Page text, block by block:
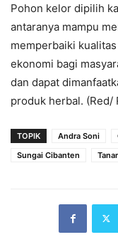
‎Pohon kelor dipilih
antaranya mampu
memperbaiki
ekonomi bagi
dan dapat
produk herbal. (Red/
TOPIK Andra Soni
Sungai Cibanten